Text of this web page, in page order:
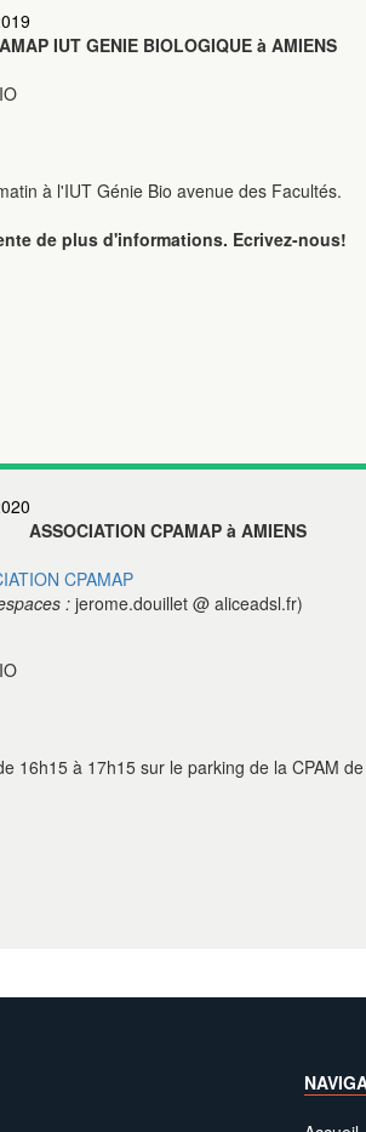
AMAP IUT GENIE BIOLOGIQUE à AMIENS
à l'IUT Génie Bio avenue des Facultés.
de plus d'informations. Ecrivez-nous!
ASSOCIATION CPAMAP à AMIENS
CPAMAP
: jerome.douillet @ aliceadsl.fr)
16h15 à 17h15 sur le parking de la CPAM